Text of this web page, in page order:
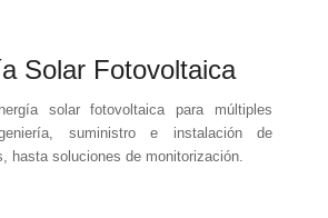
Solar Fotovoltaica
solar fotovoltaica para múltiples
suministro e instalación de
hasta soluciones de monitorización.